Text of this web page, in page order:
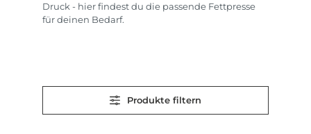
Druck - hier findest du die passende Fettpresse
für deinen Bedarf.
Produkte filtern